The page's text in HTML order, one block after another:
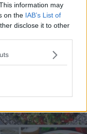
information may
on the IAB’s List of
disclose it to other